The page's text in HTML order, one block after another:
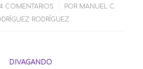
COMENTARIOS
/ POR MANUEL C.
RODRÍGUEZ
DIVAGANDO